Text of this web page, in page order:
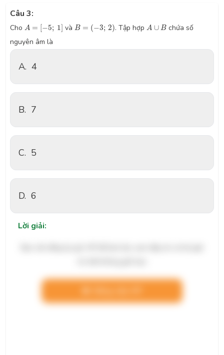
Câu 3:
Cho A = [−5; 1]
A −5 1] và B = (−3; 2)
B= −3 2) . Tập hợpA ∪ B
A ∪ B chứa số
nguyên âm là
A. 4
B. 7
C. 5
D. 6
Lời giải: